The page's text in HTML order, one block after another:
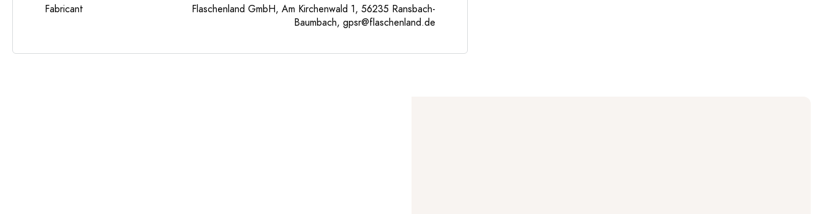
Fabricant
Flaschenland GmbH, Am Kirchenwald 1, 56235 Ransbach-
Baumbach, gpsr@flaschenland.de